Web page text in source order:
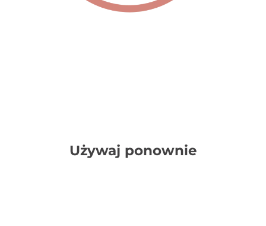
Używaj ponownie